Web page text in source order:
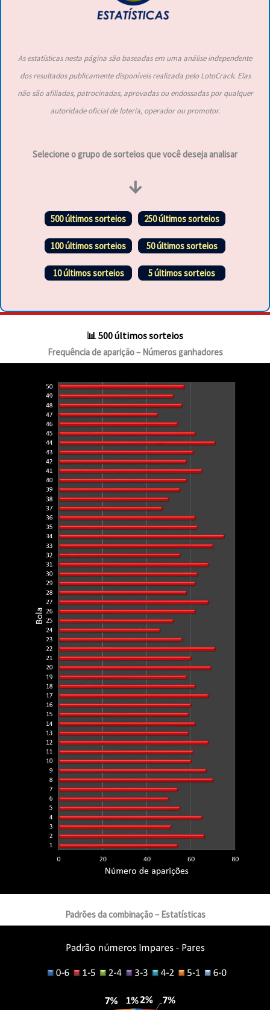
As estatísticas nesta página são baseadas em uma análise independente
dos resultados publicamente disponíveis realizada pelo LotoCrack. Elas
não são afiliadas, patrocinadas, aprovadas ou endossadas por qualquer
autoridade oficial de loteria, operador ou promotor.
Selecione o grupo de sorteios que você deseja analisar
↓
500 últimos sorteios 250 últimos sorteios
100 últimos sorteios 50 últimos sorteios
10 últimos sorteios 5 últimos sorteios
📊 500 últimos sorteios
Frequência de aparição – Números ganhadores
Padrões da combinação – Estatísticas